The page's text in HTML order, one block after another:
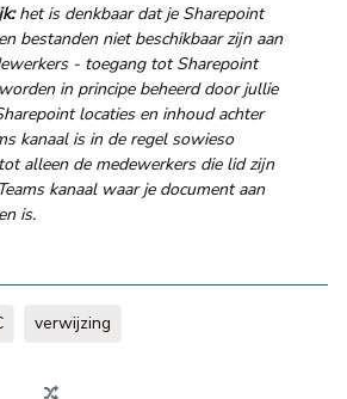
het is denkbaar dat je Sharepoint
bestanden niet beschikbaar zijn aan
- toegang tot Sharepoint
in principe beheerd door jullie
locaties en inhoud achter
kanaal is in de regel sowieso
alleen de medewerkers die lid zijn
kanaal waar je document aan
is.
verwijzing